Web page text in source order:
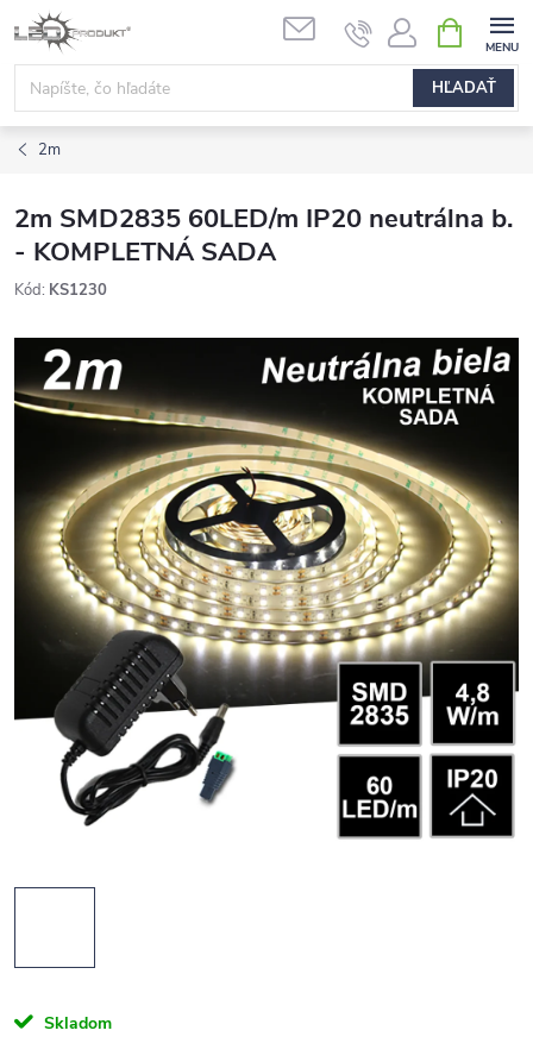
Prejsť
na
obsah
HĽADAŤ
KOŠÍK
2m
2m SMD2835 60LED/m IP20 neutrálna b.
- KOMPLETNÁ SADA
Kód: KS1230
Skladom